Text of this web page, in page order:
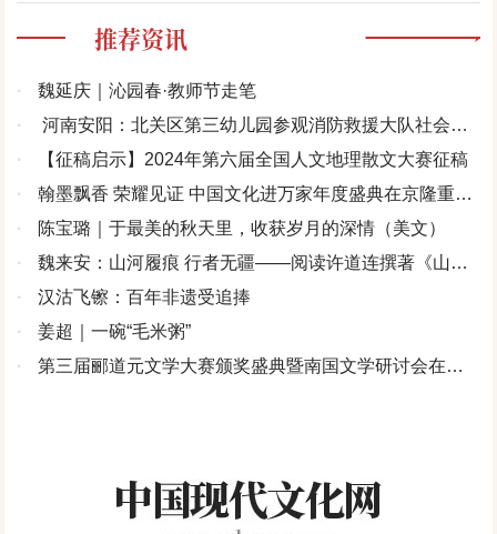
推荐资讯
·
魏延庆｜沁园春·教师节走笔
·
河南安阳：北关区第三幼儿园参观消防救援大队社会实
践活动
·
【征稿启示】2024年第六届全国人文地理散文大赛征稿
·
翰墨飘香 荣耀见证 中国文化进万家年度盛典在京隆重举
办
·
陈宝璐｜于最美的秋天里，收获岁月的深情（美文）
·
魏来安：山河履痕 行者无疆——阅读许道连撰著《山河
履痕》记
·
汉沽飞镲：百年非遗受追捧
·
姜超｜一碗“毛米粥”
·
第三届郦道元文学大赛颁奖盛典暨南国文学研讨会在北